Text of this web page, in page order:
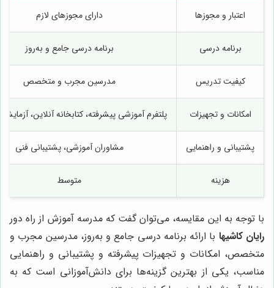
اعتبار و مجوزها دارای مجوزهای لازم
برنامه درسی برنامه درسی جامع و به‌روز
کیفیت تدریس مدرسین مجرب و متخصص
امکانات و تجهیزات پلتفرم آموزشی پیشرفته، کتابخانه آنلاین،
پشتیبانی و راهنمایی مشاوران آموزشی، پشتیبانی فنی
هزینه متوسط
با توجه به این مقایسه، می‌توان گفت که مدرسه آموزش از راه دور
رایان کاشیها با ارائه برنامه درسی جامع و به‌روز، مدرسین مجرب و
متخصص، امکانات و تجهیزات پیشرفته و پشتیبانی و راهنمایی
مناسب، یکی از بهترین گزینه‌ها برای دانش‌آموزانی است که به